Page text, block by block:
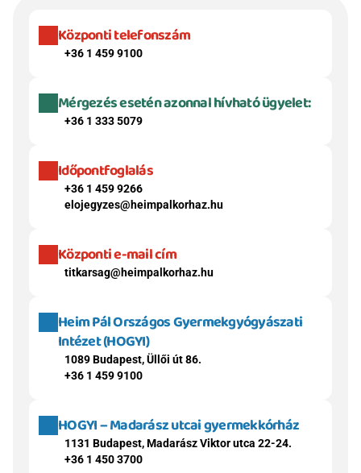
Központi telefonszám
+36 1 459 9100
Mérgezés esetén azonnal hívható ügyelet:
+36 1 333 5079
Időpontfoglalás
+36 1 459 9266
elojegyzes@heimpalkorhaz.hu
Központi e-mail cím
titkarsag@heimpalkorhaz.hu
Heim Pál Országos Gyermekgyógyászati
Intézet (HOGYI)
1089 Budapest, Üllői út 86.
+36 1 459 9100
HOGYI – Madarász utcai gyermekkórház
1131 Budapest, Madarász Viktor utca 22-24.
+36 1 450 3700